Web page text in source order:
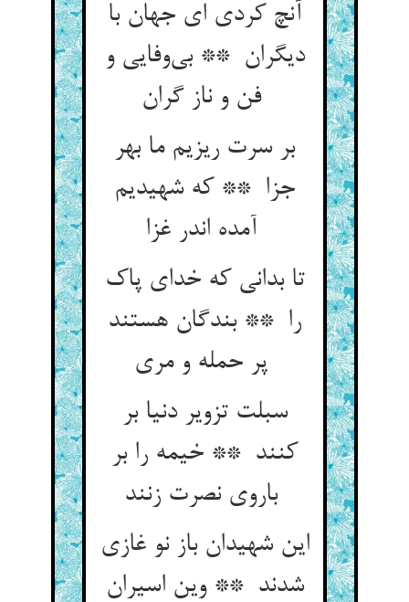
آنچ کردی ای جهان با
دیگران ** بی‌وفایی و
فن و ناز گران
بر سرت ریزیم ما بهر
جزا ** که شهیدیم
تا بدانی که خدای پاک
را ** بندگان هستند
سبلت تزویر دنیا بر
کنند ** خیمه را بر
باروی نصرت زنند
این شهیدان باز نو غازی
شدند ** وین اسیران